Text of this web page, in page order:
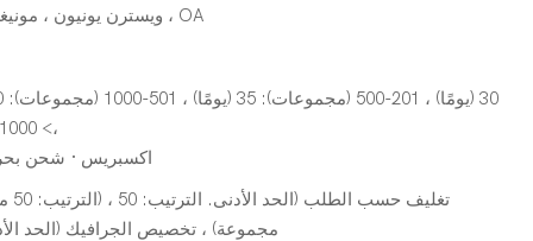
L/C ، D/A ، D/P ، T/T ، ويسترن يونيون ، مونيغرام ، OA
،> 1000 (مجموعات): للتفاوض (أيام)
اكسبريس · شحن
مجموعة) ، تخصيص الجرافيك (الحد الأدنى.